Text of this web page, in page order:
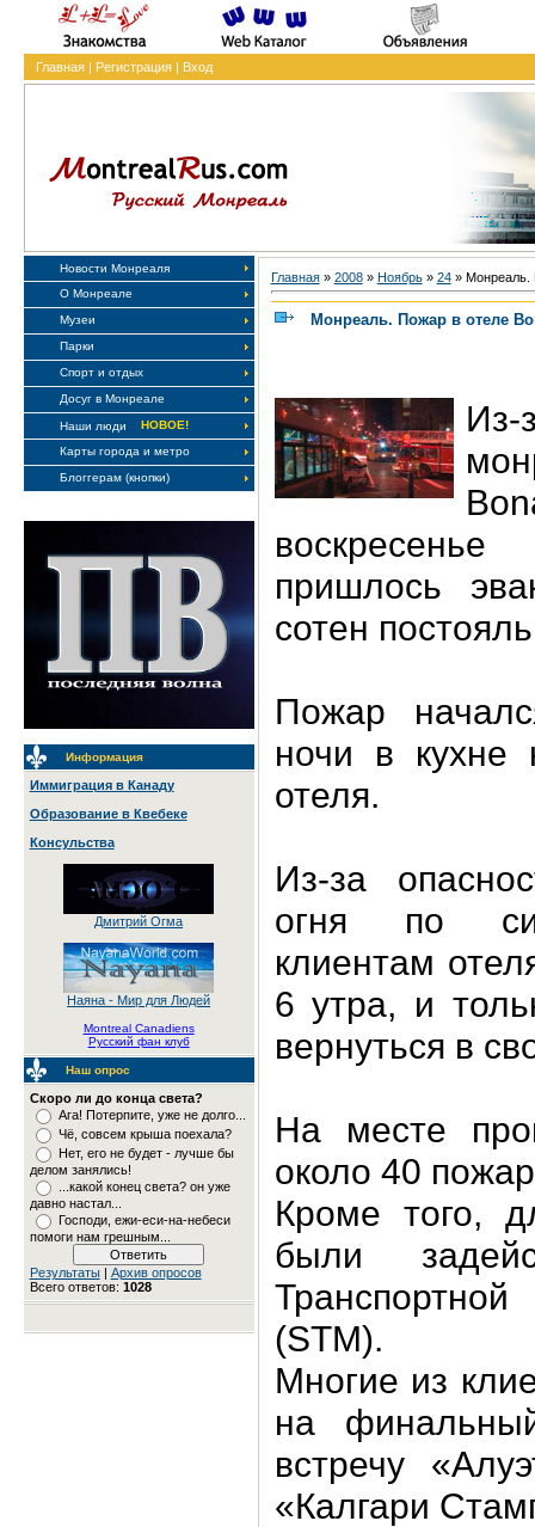
Главная| Регистрация| Вход
Новости Монреаля
О Монреале
Музеи
Парки
Спорт и отдых
Досуг в Монреале
Наши люди
НОВОЕ!
Карты города и метро
Блоггерам (кнопки)
Информация
Иммиграция в Канаду
Образование в Квебеке
Консульства
Дмитрий Огма
Наяна - Мир для Людей
Montreal Canadiens
Русский фан клуб
Наш опрос
Скоро ли до конца света?
Ага! Потерпите, уже не долго...
Чё, совсем крыша поехала?
Нет, его не будет - лучше бы
делом занялись!
...какой конец света? он уже
давно настал...
Господи, ежи-еси-на-небеси
помоги нам грешным...
Результаты| Архив опросов
Всего ответов: 1028
Главная» 2008 » Ноябрь » 24» Монреаль.
Монреаль. Пожар в отеле
пришлось
сотен
Пожар
ночи в кухне
отеля.
Из-за
огня по
клиентам
6 утра, и
вернуться в
На месте
около 40
Кроме того,
были
(STM).
Многие из
на
встречу
«Калгари